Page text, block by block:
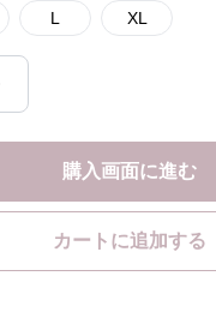
L XL
購入画面に進む
カートに追加する